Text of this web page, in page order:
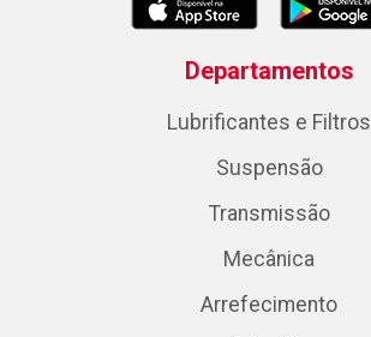
Departamentos
Lubrificantes e Filtros
Suspensão
Transmissão
Mecânica
Arrefecimento